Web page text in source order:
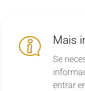
Mais
Se
entrar